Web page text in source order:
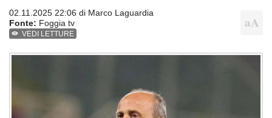
02.11.2025 22:06 di Marco Laguardia
Fonte: Foggia tv
VEDI LETTURE